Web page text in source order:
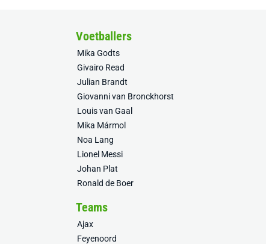
Voetballers
Mika Godts
Givairo Read
Julian Brandt
Giovanni van Bronckhorst
Louis van Gaal
Mika Mármol
Noa Lang
Lionel Messi
Johan Plat
Ronald de Boer
Teams
Ajax
Feyenoord